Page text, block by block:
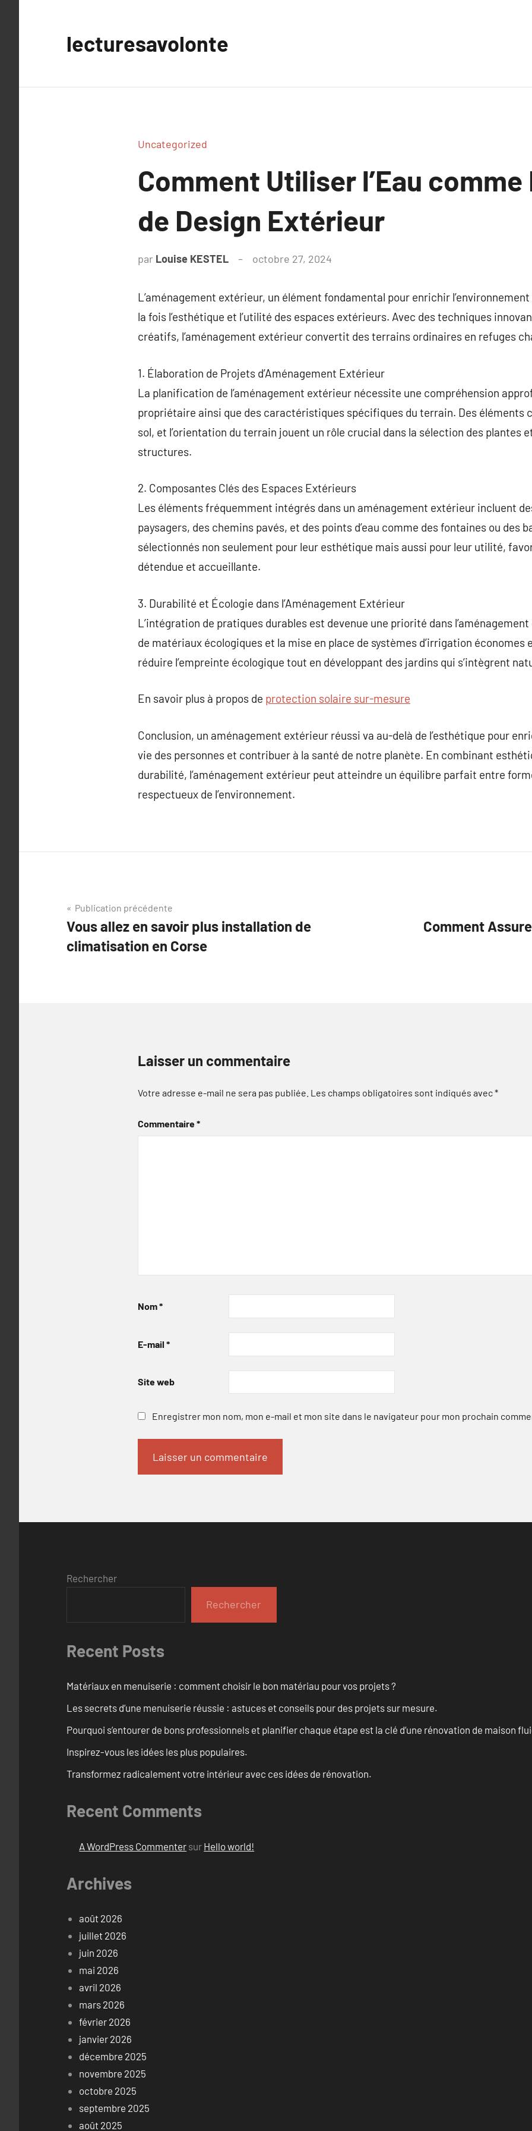
lecturesavolonte
Uncategorized
Comment Utiliser l’Eau
de Design Extérieur
par Louise KESTEL octobre 27, 2024
L’aménagement extérieur, un élément fondamental pour enrichir
la fois l’esthétique et l’utilité des espaces extérieurs. Avec des techniques
créatifs, l’aménagement extérieur convertit des terrains ordinaires en refuges
1. Élaboration de Projets d’Aménagement Extérieur
La planification de l’aménagement extérieur nécessite une compréhension
propriétaire ainsi que des caractéristiques spécifiques du terrain. Des éléments
sol, et l’orientation du terrain jouent un rôle crucial dans la sélection des plantes
structures.
2. Composantes Clés des Espaces Extérieurs
Les éléments fréquemment intégrés dans un aménagement extérieur incluent
paysagers, des chemins pavés, et des points d’eau comme des fontaines ou des
sélectionnés non seulement pour leur esthétique mais aussi pour leur utilité,
détendue et accueillante.
3. Durabilité et Écologie dans l’Aménagement Extérieur
L’intégration de pratiques durables est devenue une priorité dans
de matériaux écologiques et la mise en place de systèmes d’irrigation économes
réduire l’empreinte écologique tout en développant des jardins qui s’intègrent
En savoir plus à propos de protection solaire sur-mesure
Conclusion, un aménagement extérieur réussi va au-delà de l’esthétique pour
vie des personnes et contribuer à la santé de notre planète. En combinant
durabilité, l’aménagement extérieur peut atteindre un équilibre parfait entre
respectueux de l’environnement.
Navigation
de
l’article
Publication précédente
Vous allez en savoir plus installation de
climatisation en Corse
Comment
Laisser un commentaire
Votre adresse e-mail ne sera pas publiée. Les champs obligatoires sont indiqués avec*
Commentaire*
Nom*
E-mail *
Site web
Enregistrer mon nom, mon e-mail et mon site dans le navigateur pour mon prochain
Rechercher
Rechercher
Recent Posts
Matériaux en menuiserie : comment choisir le bon matériau pour vos projets ?
Les secrets d’une menuiserie réussie : astuces et conseils pour des projets sur mesure.
Pourquoi s’entourer de bons professionnels et planifier chaque étape est la clé d’une rénovation de maison
Inspirez-vous les idées les plus populaires.
Transformez radicalement votre intérieur avec ces idées de rénovation.
Recent Comments
A WordPress Commenter sur Hello world!
Archives
août 2026
juillet 2026
juin 2026
mai 2026
avril 2026
mars 2026
février 2026
janvier 2026
décembre 2025
novembre 2025
octobre 2025
septembre 2025
août 2025